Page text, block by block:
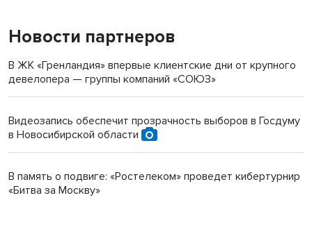
Новости партнеров
В ЖК «Гренландия» впервые клиентские дни от крупного
девелопера — группы компаний «СОЮЗ»
Видеозапись обеспечит прозрачность выборов в Госдуму
в Новосибирской области
В память о подвиге: «Ростелеком» проведет кибертурнир
«Битва за Москву»